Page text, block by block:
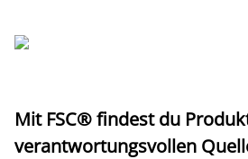
Mit FSC® findest du
verantwortungsvollen